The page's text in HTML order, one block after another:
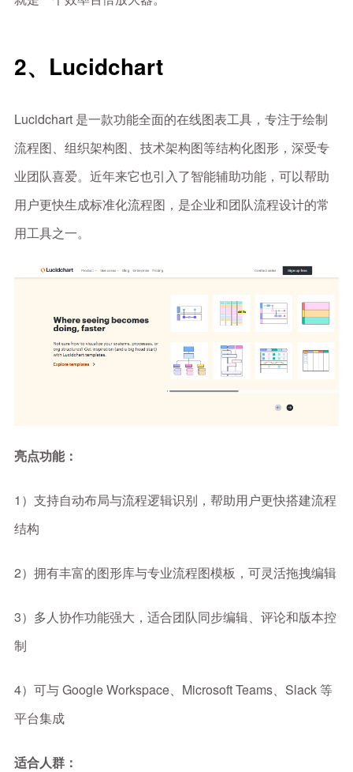
2、Lucidchart
Lucidchart 是一款功能全面的在线图表工具，专注于绘制
流程图、组织架构图、技术架构图等结构化图形，深受专
业团队喜爱。近年来它也引入了智能辅助功能，可以帮助
用户更快生成标准化流程图，是企业和团队流程设计的常
用工具之一。
亮点功能：
1）支持自动布局与流程逻辑识别，帮助用户更快搭建流程
结构
2）拥有丰富的图形库与专业流程图模板，可灵活拖拽编辑
3）多人协作功能强大，适合团队同步编辑、评论和版本控
制
4）可与 Google Workspace、Microsoft Teams、Slack 等
平台集成
适合人群：